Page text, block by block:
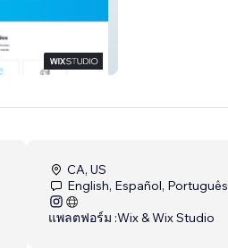
CA, US
English, Español, Português
แพลตฟอร์ม :Wix & Wix Studio